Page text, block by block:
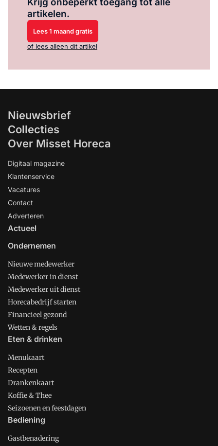
artikelen.
Lees 1 maand gratis
of lees alleen dit artikel
Nieuwsbrief
Collecties
Over Misset Horeca
Digitaal magazine
Klantenservice
Vacatures
Contact
Adverteren
Actueel
Ondernemen
Nieuwe medewerker
Medewerker in dienst
Medewerker uit dienst
Horecabedrijf starten
Financieel gezond
Wetten & regels
Eten & drinken
Menukaart
Recepten
Drankenkaart
Koffie & Thee
Seizoenen en feestdagen
Bediening
Gastbenadering